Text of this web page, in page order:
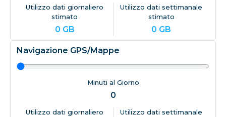
Utilizzo dati giornaliero
stimato
0 GB
Utilizzo dati settimanale
stimato
0 GB
Navigazione GPS/Mappe
Minuti al Giorno
0
Utilizzo dati giornaliero
Utilizzo dati settimanale